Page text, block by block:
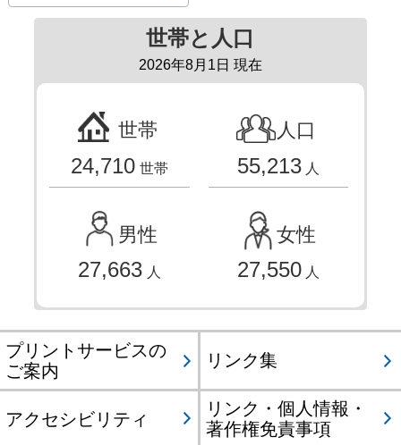
世帯と人口
2026年8月1日 現在
世帯
24,710 世帯
人口
55,213 人
男性
27,663 人
女性
27,550 人
プリントサービスの
ご案内
リンク集
アクセシビリティ
リンク・個人情報・
著作権免責事項